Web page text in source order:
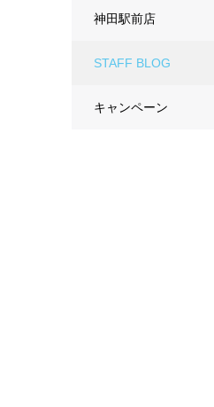
神田駅前店
STAFF BLOG
キャンペーン